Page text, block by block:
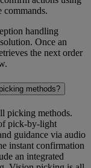
commands.
handling
Once an
the next order
methods?
picking methods.
pick-by-light
guidance via audio
instant confirmation
an integrated